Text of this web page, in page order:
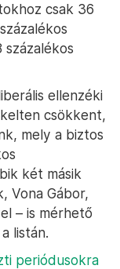
csak 36
ellenzéki
csökkent,
mely a biztos
két másik
Vona Gábor,
– is mérhető
listán.
periódusokra